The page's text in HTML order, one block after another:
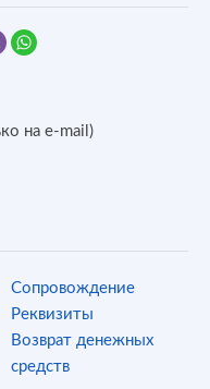
на e-mail)
Сопровождение
Реквизиты
Возврат денежных
средств